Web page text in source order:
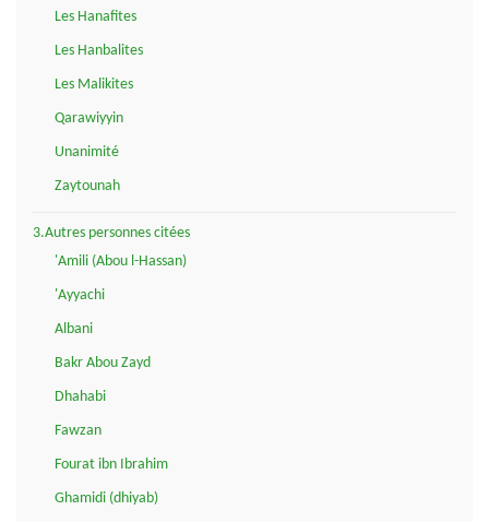
Les Hanafites
Les Hanbalites
Les Malikites
Qarawiyyin
Unanimité
Zaytounah
3.Autres personnes citées
'Amili (Abou l-Hassan)
'Ayyachi
Albani
Bakr Abou Zayd
Dhahabi
Fawzan
Fourat ibn Ibrahim
Ghamidi (dhiyab)